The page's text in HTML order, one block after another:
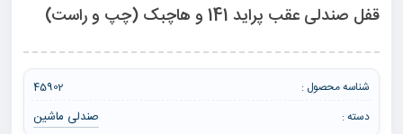
قفل صندلی عقب پراید 141 و هاچبک (چپ و راست)
شناسه محصول :
45902
دسته :
صندلی ماشین